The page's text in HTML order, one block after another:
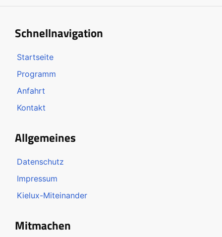
Schnellnavigation
Startseite
Programm
Anfahrt
Kontakt
Allgemeines
Datenschutz
Impressum
Kielux-Miteinander
Mitmachen